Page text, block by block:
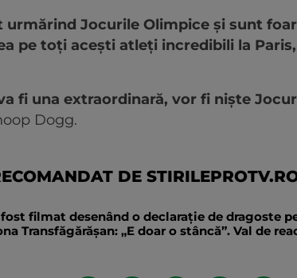
urmărind Jocurile Olimpice și sunt
pe toți acești atleți incredibili la
fi una extraordinară, vor fi niște
Dogg.
DE
filmat desenând o declaraţie de dragoste
Transfăgărăşan: „E doar o stâncă”. Val de